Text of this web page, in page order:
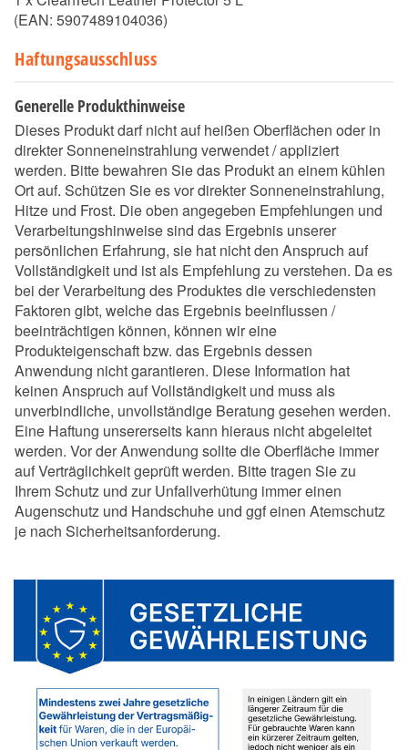
(EAN: 5907489104036)
Haftungsausschluss
Generelle Produkthinweise
Dieses Produkt darf nicht auf heißen Oberflächen oder in
direkter Sonneneinstrahlung verwendet / appliziert
werden. Bitte bewahren Sie das Produkt an einem kühlen
Ort auf. Schützen Sie es vor direkter Sonneneinstrahlung,
Hitze und Frost. Die oben angegeben Empfehlungen und
Verarbeitungshinweise sind das Ergebnis unserer
persönlichen Erfahrung, sie hat nicht den Anspruch auf
Vollständigkeit und ist als Empfehlung zu verstehen. Da es
bei der Verarbeitung des Produktes die verschiedensten
Faktoren gibt, welche das Ergebnis beeinflussen /
beeinträchtigen können, können wir eine
Produkteigenschaft bzw. das Ergebnis dessen
Anwendung nicht garantieren. Diese Information hat
keinen Anspruch auf Vollständigkeit und muss als
unverbindliche, unvollständige Beratung gesehen werden.
Eine Haftung unsererseits kann hieraus nicht abgeleitet
werden. Vor der Anwendung sollte die Oberfläche immer
auf Verträglichkeit geprüft werden. Bitte tragen Sie zu
Ihrem Schutz und zur Unfallverhütung immer einen
Augenschutz und Handschuhe und ggf einen Atemschutz
je nach Sicherheitsanforderung.